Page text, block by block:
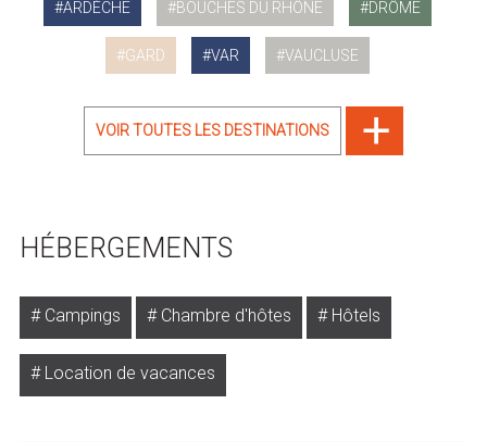
ARDÈCHE BOUCHES DU RHÔNE DRÔME
GARD VAR VAUCLUSE
VOIR TOUTES LES DESTINATIONS
HÉBERGEMENTS
Campings Chambre d'hôtes Hôtels
Location de vacances